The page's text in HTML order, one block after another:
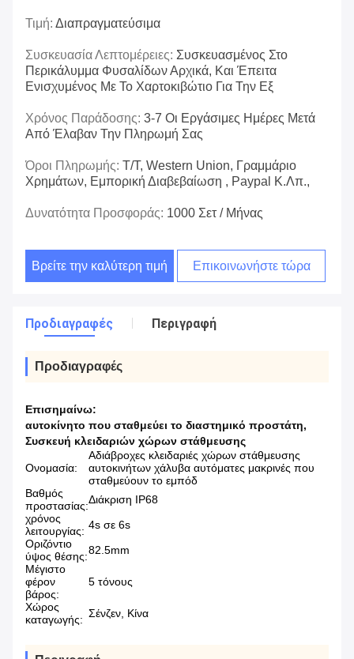
Τιμή: Διαπραγματεύσιμα
Συσκευασία Λεπτομέρειες: Συσκευασμένος Στο
Περικάλυμμα Φυσαλίδων Αρχικά, Και Έπειτα
Ενισχυμένος Με Το Χαρτοκιβώτιο Για Την Εξ
Χρόνος Παράδοσης: 3-7 Οι Εργάσιμες Ημέρες Μετά
Από Έλαβαν Την Πληρωμή Σας
Όροι Πληρωμής: T/T, Western Union, Γραμμάριο
Χρημάτων, Εμπορική Διαβεβαίωση , Paypal Κ.λπ.,
Δυνατότητα Προσφοράς: 1000 Σετ / Μήνας
Βρείτε την καλύτερη τιμή Επικοινωνήστε τώρα
Προδιαγραφές Περιγραφή
Προδιαγραφές
Επισημαίνω:
αυτοκίνητο που σταθμεύει το διαστημικό προστάτη,
Συσκευή κλειδαριών χώρων στάθμευσης
Ονομασία:
Αδιάβροχες κλειδαριές χώρων στάθμευσης
αυτοκινήτων χάλυβα αυτόματες μακρινές που
σταθμεύουν το εμπόδ
Βαθμός
προστασίας:Διάκριση IP68
χρόνος
λειτουργίας: 4s σε 6s
Οριζόντιο
ύψος θέσης:82.5mm
Μέγιστο
φέρον
βάρος:
5 τόνους
Χώρος
καταγωγής: Σένζεν, Κίνα